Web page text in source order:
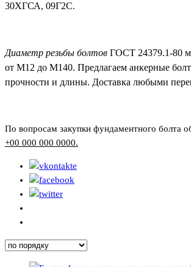
30ХГСА, 09Г2С.
Диаметр резьбы болтов ГОСТ 24379.1-80
от М12 до М140. Предлагаем анкерные
прочности и длины. Доставка любыми
По вопросам закупки фундаментного болта
+00 000 000 0000.